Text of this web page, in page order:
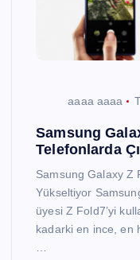
aaaa aaaa
Samsung
Telefonlarda
Samsung Galaxy Z
Yükseltiyor
üyesi Z Fold7’yi
kadarki en ince, en